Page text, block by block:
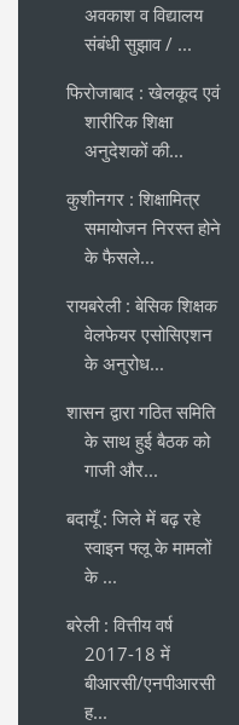
अवकाश व विद्यालय
संबंधी सुझाव / ...
फिरोजाबाद : खेलकूद एवं
शारीरिक शिक्षा
अनुदेशकों की...
कुशीनगर : शिक्षामित्र
समायोजन निरस्त होने
के फैसले...
रायबरेली : बेसिक शिक्षक
वेलफेयर एसोसिएशन
के अनुरोध...
शासन द्वारा गठित समिति
के साथ हुई बैठक को
गाजी और...
बदायूँ : जिले में बढ़ रहे
स्वाइन फ्लू के मामलों
के ...
बरेली : वित्तीय वर्ष
2017-18 में
बीआरसी/एनपीआरसी
ह...